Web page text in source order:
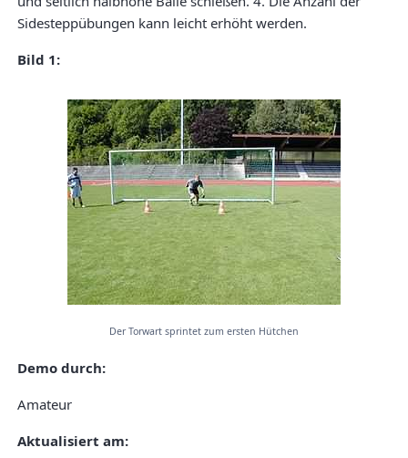
Sidesteppübungen kann leicht erhöht werden.
Bild 1:
Der Torwart sprintet zum ersten Hütchen
Demo durch:
Amateur
Aktualisiert am: